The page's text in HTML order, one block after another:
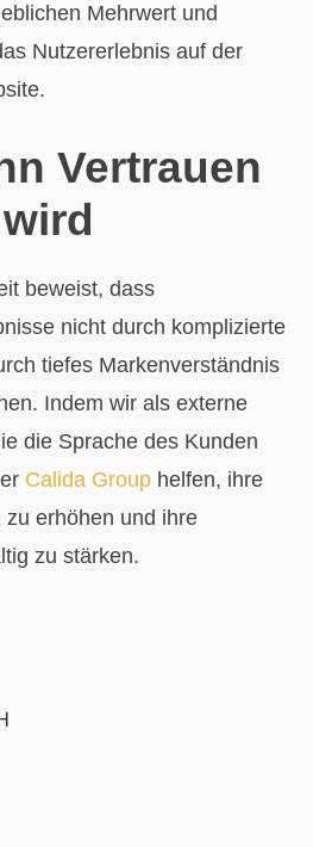
Mehrwert und
Nutzererlebnis auf der
Vertrauen
beweist, dass
nicht durch komplizierte
tiefes Markenverständnis
Indem wir als externe
die Sprache des Kunden
Calida Group helfen, ihre
erhöhen und ihre
zu stärken.